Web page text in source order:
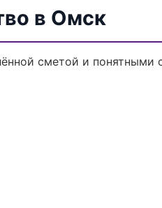
в Омск
сметой и